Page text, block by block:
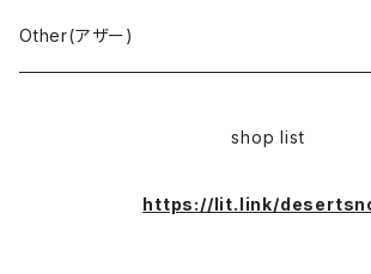
Nylon Jacket(ナイロンジャケット)
Military （ミリタリー）
Work（ワーク）
bowling（ボウリング）
Harley Davidson(ハーレーダビッドソン)
Carhartt,Dickies(カーハート、ディッキーズ)
Other(アザー)
shop list
https://lit.link/